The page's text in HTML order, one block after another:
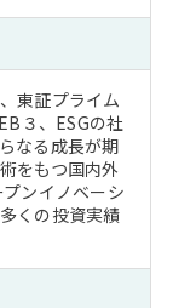
東証プライム
３、ESGの社
なる成長が期
をもつ国内外
ンイノベーシ
くの投資実績